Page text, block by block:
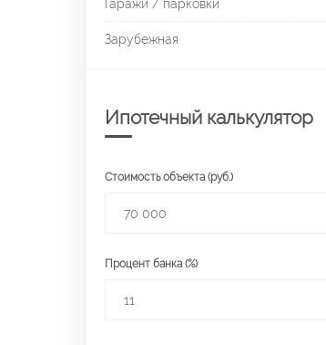
Гаражи / парковки
Зарубежная
Ипотечный калькулятор
Стоимость объекта (руб.)
Процент банка (%)